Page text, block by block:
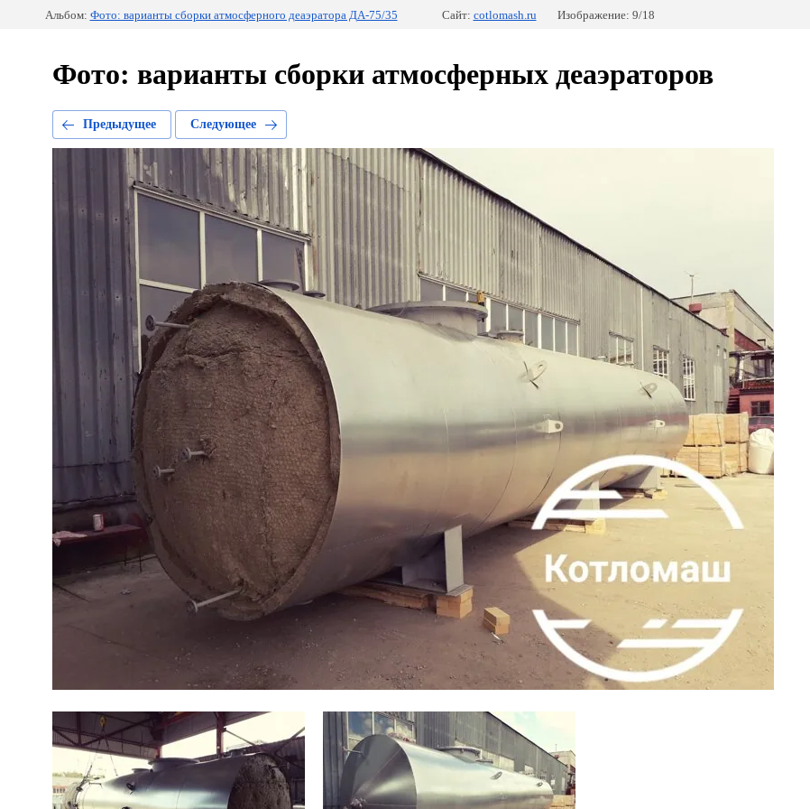
Альбом: Фото: варианты сборки атмосферного деаэратора ДА-75/35 Сайт: cotlomash.ru Изображение: 9/18
Фото: варианты сборки атмосферных деаэраторов
Предыдущее Следующее